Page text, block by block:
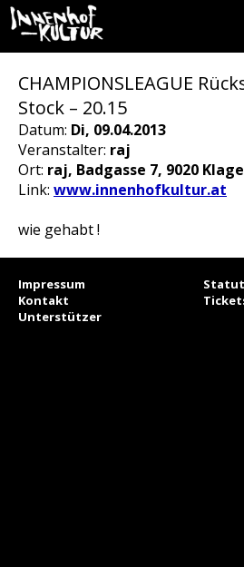
CHAMPIONSLEAGUE
Stock – 20.15
Datum: Di, 09.04.2013
Veranstalter: raj
Ort: raj, Badgasse 7, 9020
Link: www.innenhofkultur.at
wie gehabt !
Impressum
Statut
Kontakt
Unterstützer